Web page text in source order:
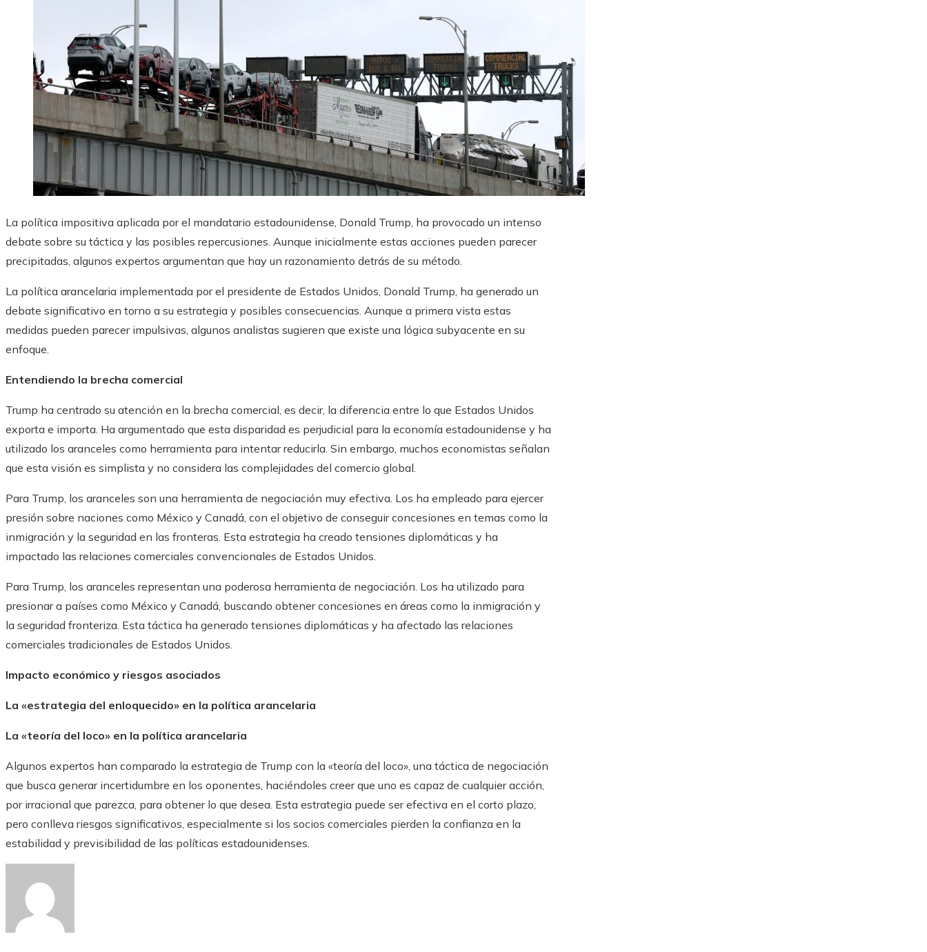
La política impositiva aplicada por el mandatario estadounidense, Donald Trump, ha provocado un intenso
debate sobre su táctica y las posibles repercusiones. Aunque inicialmente estas acciones pueden parecer
precipitadas, algunos expertos argumentan que hay un razonamiento detrás de su método.
La política arancelaria implementada por el presidente de Estados Unidos, Donald Trump, ha generado un
debate significativo en torno a su estrategia y posibles consecuencias. Aunque a primera vista estas
medidas pueden parecer impulsivas, algunos analistas sugieren que existe una lógica subyacente en su
enfoque.
Entendiendo la brecha comercial
Trump ha centrado su atención en la brecha comercial, es decir, la diferencia entre lo que Estados Unidos
exporta e importa. Ha argumentado que esta disparidad es perjudicial para la economía estadounidense y ha
utilizado los aranceles como herramienta para intentar reducirla. Sin embargo, muchos economistas señalan
que esta visión es simplista y no considera las complejidades del comercio global.
Para Trump, los aranceles son una herramienta de negociación muy efectiva. Los ha empleado para ejercer
presión sobre naciones como México y Canadá, con el objetivo de conseguir concesiones en temas como la
inmigración y la seguridad en las fronteras. Esta estrategia ha creado tensiones diplomáticas y ha
impactado las relaciones comerciales convencionales de Estados Unidos.
Para Trump, los aranceles representan una poderosa herramienta de negociación. Los ha utilizado para
presionar a países como México y Canadá, buscando obtener concesiones en áreas como la inmigración y
la seguridad fronteriza. Esta táctica ha generado tensiones diplomáticas y ha afectado las relaciones
comerciales tradicionales de Estados Unidos.
Impacto económico y riesgos asociados
La «estrategia del enloquecido» en la política arancelaria
La «teoría del loco» en la política arancelaria
Algunos expertos han comparado la estrategia de Trump con la «teoría del loco», una táctica de negociación
que busca generar incertidumbre en los oponentes, haciéndoles creer que uno es capaz de cualquier acción,
por irracional que parezca, para obtener lo que desea. Esta estrategia puede ser efectiva en el corto plazo,
pero conlleva riesgos significativos, especialmente si los socios comerciales pierden la confianza en la
estabilidad y previsibilidad de las políticas estadounidenses.